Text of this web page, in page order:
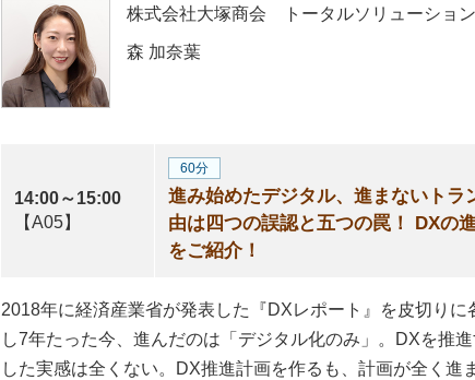
株式会社大塚商会 トータルソリューショ
森 加奈葉
14:00～15:00
【A05】
60分
進み始めたデジタル、進まないトラ
由は四つの誤認と五つの罠！ DXの
をご紹介！
2018年に経済産業省が発表した『DXレポート』を皮切り
し7年たった今、進んだのは「デジタル化のみ」。DXを推
した実感は全くない。DX推進計画を作るも、計画が全く